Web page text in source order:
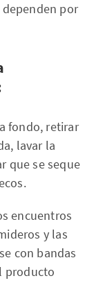
por
fondo, retirar
lavar la
que se seque
encuentros
y las
con bandas
producto